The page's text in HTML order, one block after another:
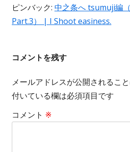
ゲ
ー
ン
ピンバック: 中之条へ tsumuji編
Part.3） | I Shoot easiness.
コメントを残す
メールアドレスが公開されること
付いている欄は必須項目です
コメント ※